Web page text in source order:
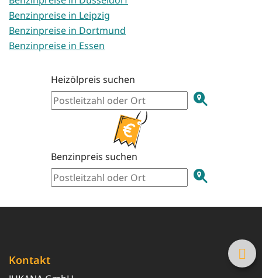
Benzinpreise in Leipzig
Benzinpreise in Dortmund
Benzinpreise in Essen
Heizölpreis suchen
Benzinpreis suchen
Kontakt